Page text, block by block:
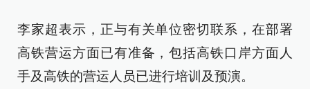
李家超表示，正与有关单位密切联系，在部署
高铁营运方面已有准备，包括高铁口岸方面人
手及高铁的营运人员已进行培训及预演。